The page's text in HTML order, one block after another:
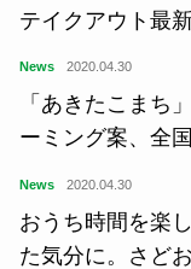
テイクアウト最
News 2020.04.30
「あきたこまち
ーミング案、全
News 2020.04.30
おうち時間を楽
た気分に。さど